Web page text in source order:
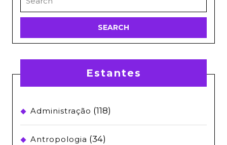
for:
Estantes
Administração (118)
Antropologia (34)